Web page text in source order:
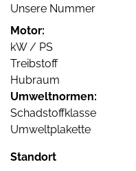
Unsere Nummer
Motor:
kW / PS
Treibstoff
Hubraum
Umweltnormen:
Schadstoffklasse
Umweltplakette
Standort